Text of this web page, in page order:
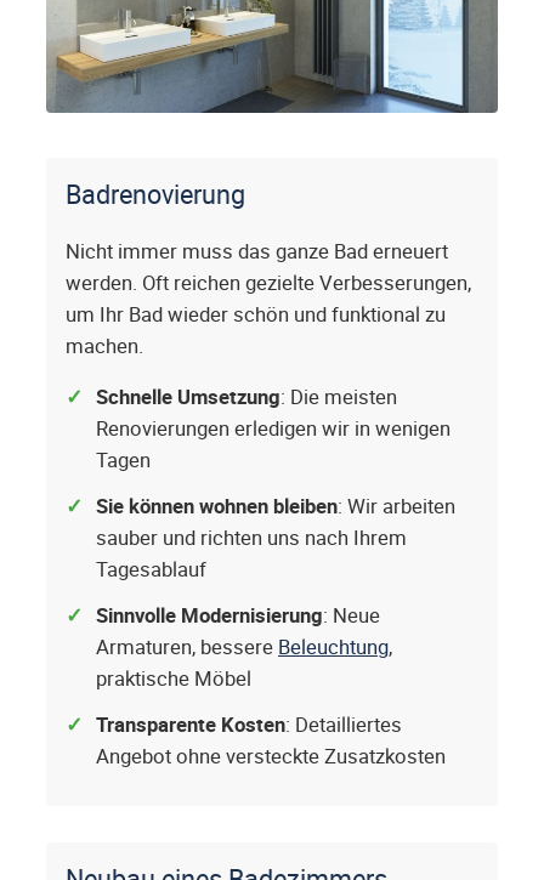
Badrenovierung
Nicht immer muss das ganze Bad erneuert
werden. Oft reichen gezielte Verbesserungen,
um Ihr Bad wieder schön und funktional zu
machen.
Schnelle Umsetzung: Die meisten
Renovierungen erledigen wir in wenigen
Tagen
Sie können wohnen bleiben: Wir arbeiten
sauber und richten uns nach Ihrem
Tagesablauf
Sinnvolle Modernisierung: Neue
Armaturen, bessere Beleuchtung,
praktische Möbel
Transparente Kosten: Detailliertes
Angebot ohne versteckte Zusatzkosten